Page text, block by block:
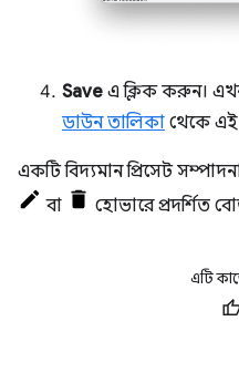
Save এ ক্লিক করুন।
ডাউন তালিকা থেকে এই
একটি বিদ্যমান প্রিসেট
বা
হোভারে প্রদর্শিত
এটি